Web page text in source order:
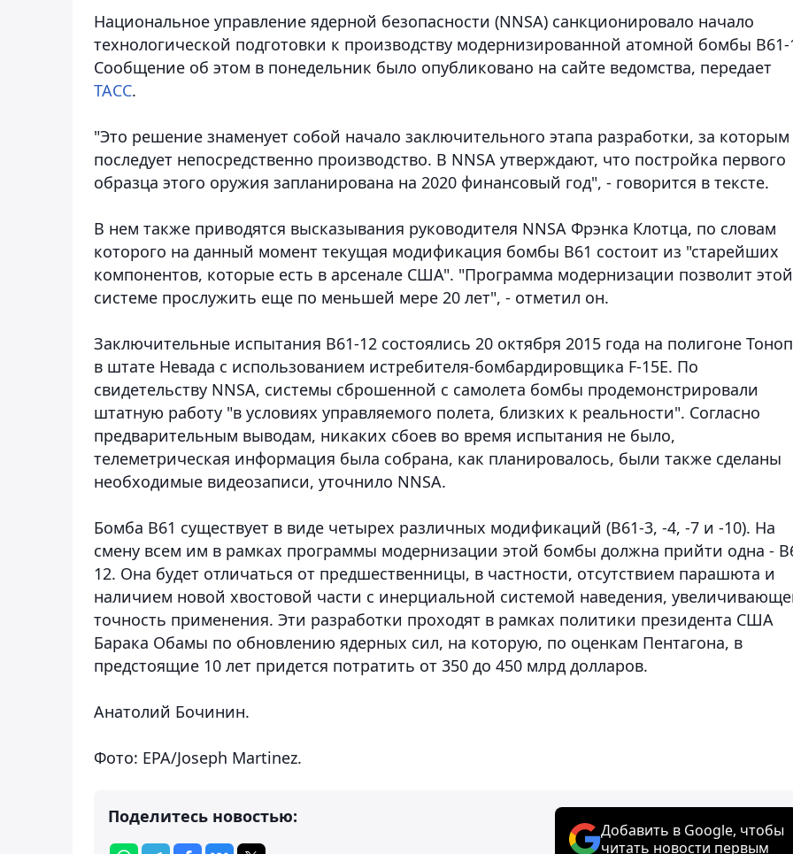
Национальное управление ядерной безопасности (NNSA) санкционировало начало
технологической подготовки к производству модернизированной атомной бомбы B61-
Сообщение об этом в понедельник было опубликовано на сайте ведомства, передает
ТАСС.
"Это решение знаменует собой начало заключительного этапа разработки, за которым
последует непосредственно производство. В NNSA утверждают, что постройка первого
образца этого оружия запланирована на 2020 финансовый год", - говорится в тексте.
В нем также приводятся высказывания руководителя NNSA Фрэнка Клотца, по словам
которого на данный момент текущая модификация бомбы В61 состоит из "старейших
компонентов, которые есть в арсенале США". "Программа модернизации позволит этой
системе прослужить еще по меньшей мере 20 лет", - отметил он.
Заключительные испытания B61-12 состоялись 20 октября 2015 года на полигоне
в штате Невада с использованием истребителя-бомбардировщика F-15E. По
свидетельству NNSA, системы сброшенной с самолета бомбы продемонстрировали
штатную работу "в условиях управляемого полета, близких к реальности". Согласно
предварительным выводам, никаких сбоев во время испытания не было,
телеметрическая информация была собрана, как планировалось, были также сделаны
необходимые видеозаписи, уточнило NNSA.
Бомба B61 существует в виде четырех различных модификаций (B61-3, -4, -7 и -10). На
смену всем им в рамках программы модернизации этой бомбы должна прийти одна -
12. Она будет отличаться от предшественницы, в частности, отсутствием парашюта и
наличием новой хвостовой части с инерциальной системой наведения,
точность применения. Эти разработки проходят в рамках политики президента США
Барака Обамы по обновлению ядерных сил, на которую, по оценкам Пентагона, в
предстоящие 10 лет придется потратить от 350 до 450 млрд долларов.
Анатолий Бочинин.
Фото: EPA/Joseph Martinez.
Поделитесь новостью:
Добавить в Google, чтобы
читать новости первым